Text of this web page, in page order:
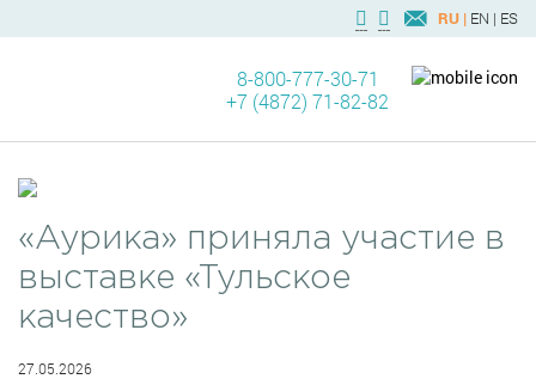
RU | EN | ES
8-800-777-30-71
+7 (4872) 71-82-82
«Аурика» приняла участие в
выставке «Тульское
качество»
27.05.2026